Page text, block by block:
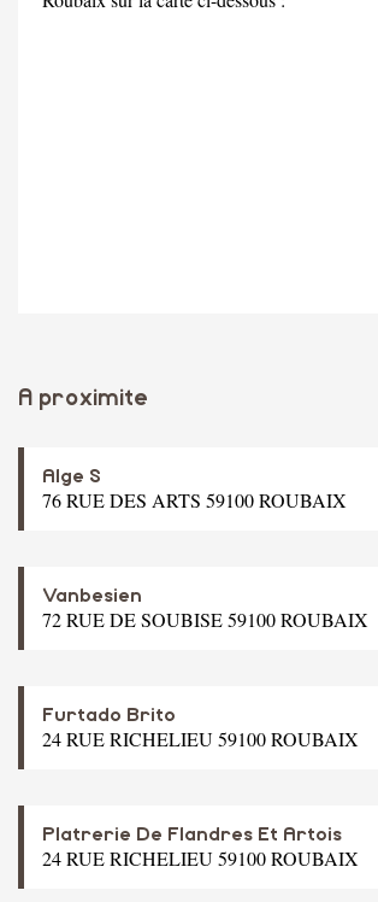
A proximite
Alge S
76 RUE DES ARTS 59100 ROUBAIX
Vanbesien
72 RUE DE SOUBISE 59100 ROUBAIX
Furtado Brito
24 RUE RICHELIEU 59100 ROUBAIX
Platrerie De Flandres Et Artois
24 RUE RICHELIEU 59100 ROUBAIX